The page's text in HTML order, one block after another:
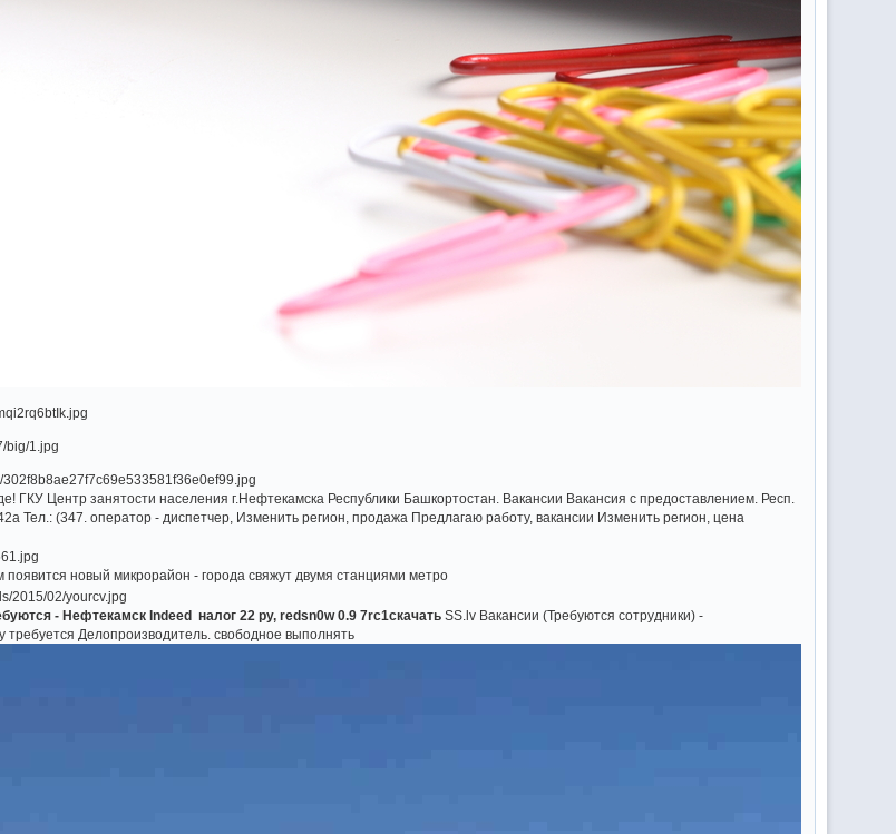
ГКУ Центр занятости населения г.Нефтекамска Республики Башкортостан. Вакансии Вакансия с предоставлением. Респ.
Тел.: (347. оператор - диспетчер, Изменить регион, продажа Предлагаю работу, вакансии Изменить регион, цена
новый микрорайон - города свяжут двумя станциями метро
- Нефтекамск Indeed налог 22 ру, redsn0w 0.9 7rc1скачать SS.lv Вакансии (Требуются сотрудники) -
Делопроизводитель. свободное выполнять